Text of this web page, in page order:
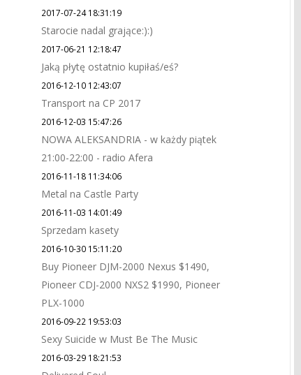
2017-07-24 18:31:19
Starocie nadal grające:):)
2017-06-21 12:18:47
Jaką płytę ostatnio kupiłaś/eś?
2016-12-10 12:43:07
Transport na CP 2017
2016-12-03 15:47:26
NOWA ALEKSANDRIA - w każdy piątek
21:00-22:00 - radio Afera
2016-11-18 11:34:06
Metal na Castle Party
2016-11-03 14:01:49
Sprzedam kasety
2016-10-30 15:11:20
Buy Pioneer DJM-2000 Nexus $1490,
Pioneer CDJ-2000 NXS2 $1990, Pioneer
PLX-1000
2016-09-22 19:53:03
Sexy Suicide w Must Be The Music
2016-03-29 18:21:53